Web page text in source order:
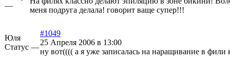
—
меня подруга делала! говорит ваще супер!!!
Юля
Статус —
#1049
25 Апреля 2006 в 13:00
ну вот(((( а я уже записалась на наращивание в фили